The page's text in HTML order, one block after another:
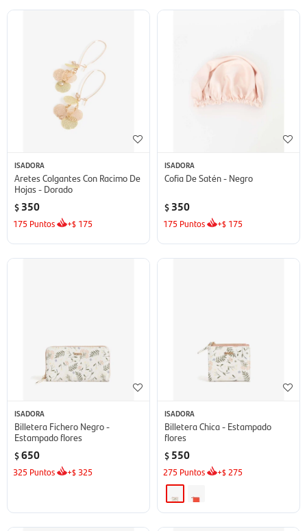
ISADORA
Aretes Colgantes Con Racimo De
Hojas - Dorado
$ 350
175 Puntos +$ 175
ISADORA
Cofia De Satén - Negro
$ 350
175 Puntos +$ 175
ISADORA
Billetera Fichero Negro -
Estampado flores
$650
325 Puntos +$ 325
ISADORA
Billetera Chica - Estampado
flores
$ 550
275 Puntos +$ 275